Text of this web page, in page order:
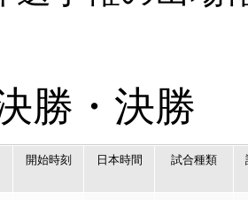
勝・決勝
開始時刻 日本時間 試合種類